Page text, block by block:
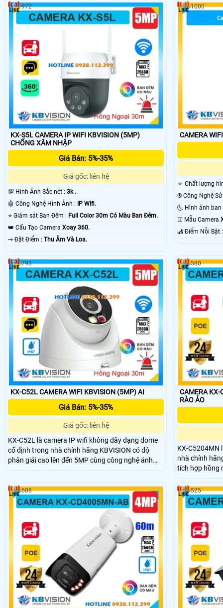
KX-S5L CAMERA IP WIFI KBVISION (5MP)
CHỐNG XÂM NHẬP
Giá Bán: 5%-35%
Giá gốc: liên hệ
💯 Hình Ảnh Sắc nét : 3k .
🤖️ Công Nghệ Hình Ảnh :
IP Wifi.
⭐ Giám sát Ban Đêm : Full Color 30m Có Màu Ban Ðêm.
👑 Cấu Tạo Camera Xoay 360.
️⇝ Đặt Điểm : Thu Âm Và Loa.
972
CAMERA
🔅 Chất lượng
♊ Mẫu Camera
️🛃 Điểm Nỗi Bật :
1000
KX-C52L CAMERA WIFI KBVISION (5MP) AI
Giá Bán: 5%-35%
Giá gốc: liên hệ
KX-C52L là camera IP wifi không dây dạng dome
cố định trong nhà chính hãng KBVISION có độ
phân giải cao lên đến 5MP cùng công nghệ ánh
sáng kép Full Color cho hình ảnh sắc nét cả ngày
thoại 2 chiều, khe cắm thẻ nhớ lên đến 256GB có
khả năng phân biệt người và xe, kèm theo chức
năng báo động đèn và còi hú thông minh khi phát
hiện xâm nhập.
793
CAMERA KX-
RÀO ẢO
KX-C5204MN
nhà chính
tích hợp hồng
Camera hỗ trợ
khả năng
POE tiện lợi.
thành rẻ, đây
580
608 525